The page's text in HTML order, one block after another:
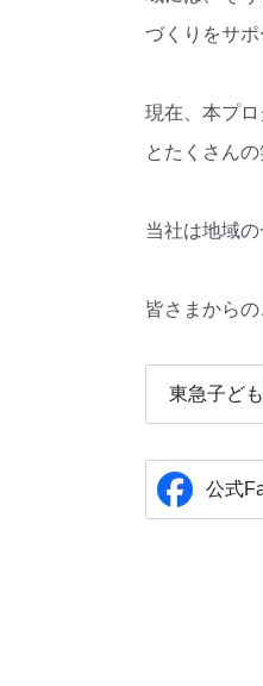
づくりをサ
現在、本プ
とたくさん
当社は地域
皆さまからの
東急子ど
公式